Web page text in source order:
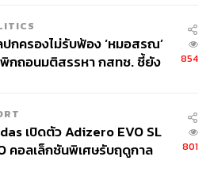
kru-kai-kaew-statue-moved/
kru-kai-kaew-thai-political-and-
กครองไม่รับฟ้อง ‘หมอสรณ’
กถอนมติสรรหา กสทช. ชี้ยัง
854
เปิดตัว Adizero EVO SL
คอลเล็กชันพิเศษรับฤดูกาล
801